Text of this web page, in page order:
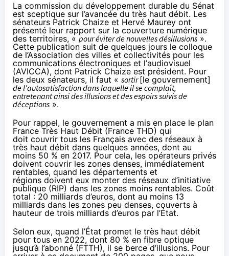
La commission du développement durable du Sénat
est sceptique sur l’avancée du très haut débit. Les
sénateurs Patrick Chaize et Hervé Maurey ont
présenté leur rapport sur la couverture numérique
des territoires, « pour éviter de nouvelles désillusions ».
Cette publication suit de quelques jours le colloque
de l’Association des villes et collectivités pour les
communications électroniques et l’audiovisuel
(AVICCA), dont Patrick Chaize est président. Pour
les deux sénateurs, il faut « sortir[le gouvernement]
de l’autosatisfaction dans laquelle il se complaît,
entretenant ainsi des illusions et des espoirs suivis de
déceptions ».
Pour rappel, le gouvernement a mis en place le plan
France Très Haut Débit (France THD) qui
doit couvrir tous les Français avec des réseaux à
très haut débit dans quelques années, dont au
moins 50 % en 2017. Pour cela, les opérateurs privés
doivent couvrir les zones denses, immédiatement
rentables, quand les départements et
régions doivent eux monter des réseaux d’initiative
publique (RIP) dans les zones moins rentables. Coût
total : 20 milliards d’euros, dont au moins 13
milliards dans les zones peu denses, couverts à
hauteur de trois milliards d’euros par l’État.
Selon eux, quand l’État promet le très haut débit
pour tous en 2022, dont 80 % en fibre optique
jusqu’à l’abonné (FTTH), il se berce d’illusions. Pour